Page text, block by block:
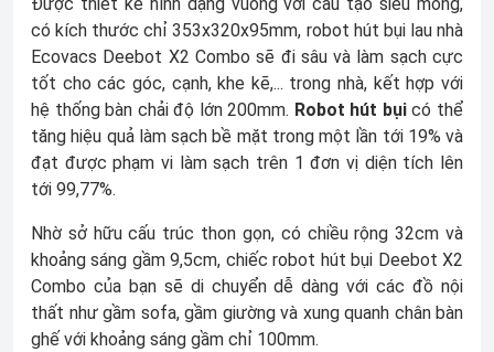
có kích thước chỉ 353x320x95mm, robot hút bụi lau nhà
Ecovacs Deebot X2 Combo sẽ đi sâu và làm sạch cực
tốt cho các góc, cạnh, khe kẽ,... trong nhà, kết hợp với
hệ thống bàn chải độ lớn 200mm. Robot hút bụicó thể
tăng hiệu quả làm sạch bề mặt trong một lần tới 19% và
đạt được phạm vi làm sạch trên 1 đơn vị diện tích lên
tới 99,77%.
Nhờ sở hữu cấu trúc thon gọn, có chiều rộng 32cm và
khoảng sáng gầm 9,5cm, chiếc robot hút bụi Deebot X2
Combo của bạn sẽ di chuyển dễ dàng với các đồ nội
thất như gầm sofa, gầm giường và xung quanh chân bàn
ghế với khoảng sáng gầm chỉ 100mm.